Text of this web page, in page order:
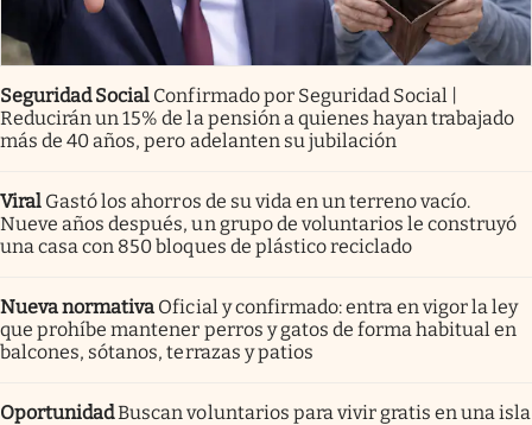
Seguridad Social Confirmado por Seguridad Social |
Reducirán un 15% de la pensión a quienes hayan trabajado
más de 40 años, pero adelanten su jubilación
Viral Gastó los ahorros de su vida en un terreno vacío.
Nueve años después, un grupo de voluntarios le construyó
una casa con 850 bloques de plástico reciclado
Nueva normativa Oficial y confirmado: entra en vigor la ley
que prohíbe mantener perros y gatos de forma habitual en
balcones, sótanos, terrazas y patios
OportunidadBuscan voluntarios para vivir gratis en una isla